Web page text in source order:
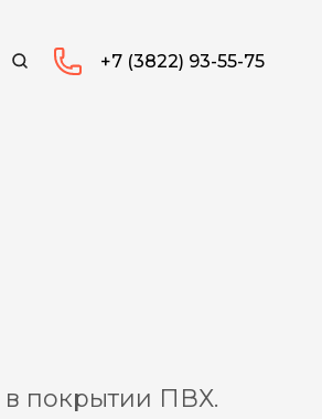
+7 (3822) 93-55-75
покрытии ПВХ.